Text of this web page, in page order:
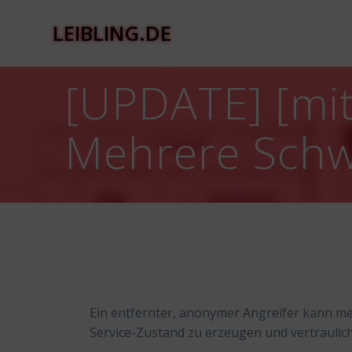
LEIBLING.DE
[UPDATE]
Mehrere
Ein entfernter, anonymer Angreifer kann
Service-Zustand zu erzeugen und